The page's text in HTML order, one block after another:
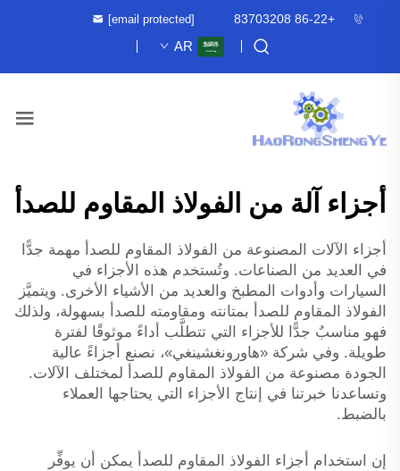
+86-22 83703208
[email protected]
AR
أجزاء آلة من الفولاذ المقاوم للصدأ
أجزاء الآلات المصنوعة من الفولاذ المقاوم للصدأ مهمة جدًّا
في العديد من الصناعات. وتُستخدم هذه الأجزاء في
السيارات وأدوات المطبخ والعديد من الأشياء الأخرى. ويتميَّز
الفولاذ المقاوم للصدأ بمتانته ومقاومته للصدأ بسهولة، ولذلك
فهو مناسبٌ جدًّا للأجزاء التي تتطلَّب أداءً موثوقًا لفترة
طويلة. وفي شركة «هاورونغشينغي»، نصنع أجزاءً عالية
الجودة مصنوعة من الفولاذ المقاوم للصدأ لمختلف الآلات.
وتساعدنا خبرتنا في إنتاج الأجزاء التي يحتاجها العملاء
بالضبط.
إن استخدام أجزاء الفولاذ المقاوم للصدأ يمكن أن يوفِّر